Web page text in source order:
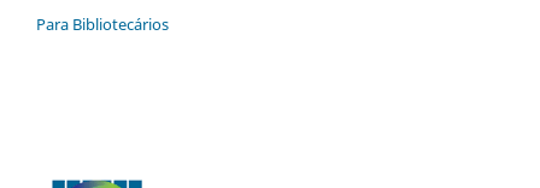
Para Bibliotecários